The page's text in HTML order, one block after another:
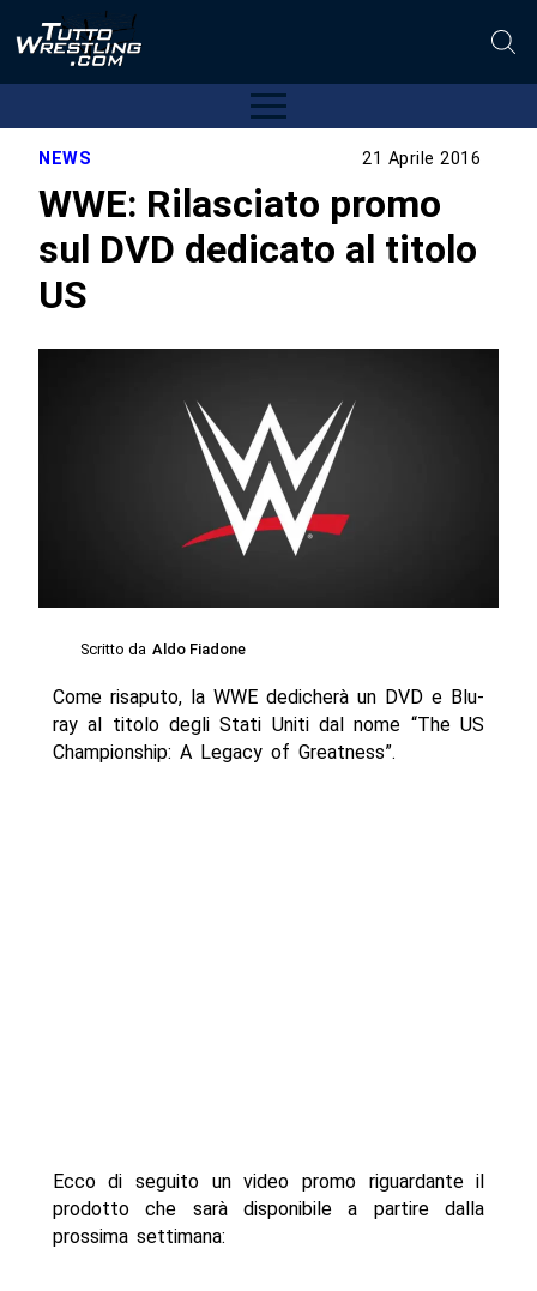
NEWS 21 Aprile 2016
WWE: Rilasciato promo
sul DVD dedicato al titolo
US
Scritto da Aldo Fiadone
Come risaputo, la WWE dedicherà un DVD e Blu-
ray al titolo degli Stati Uniti dal nome “The US
Championship: A Legacy of Greatness”.
Ecco di seguito un video promo riguardante il
prodotto che sarà disponibile a partire dalla
prossima settimana: